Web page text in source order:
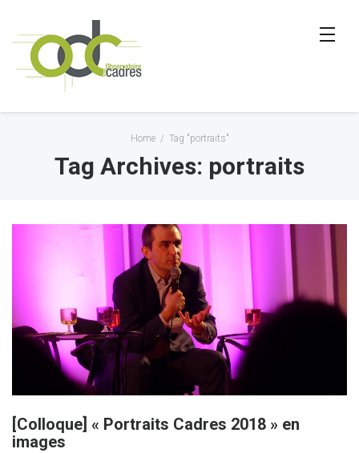
Home / Tag "portraits"
Tag Archives: portraits
[Colloque] « Portraits Cadres 2018 » en
images